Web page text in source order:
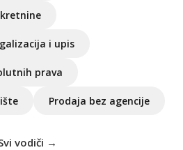
i upis
prava
Prodaja bez agencije
vodiči →